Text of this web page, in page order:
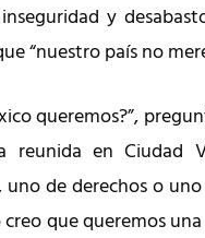
y
“nuestro país no
queremos?”,
reunida en Ciudad
uno de derechos o
que queremos